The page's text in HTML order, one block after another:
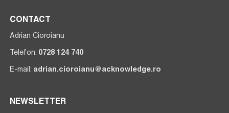
CONTACT
Adrian Cioroianu
Telefon: 0728 124 740
E-mail: adrian.cioroianu@acknowledge.ro
NEWSLETTER